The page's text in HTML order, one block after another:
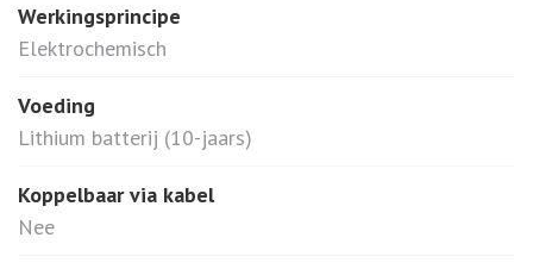
Werkingsprincipe
Elektrochemisch
Voeding
Lithium batterij (10-jaars)
Koppelbaar via kabel
Nee